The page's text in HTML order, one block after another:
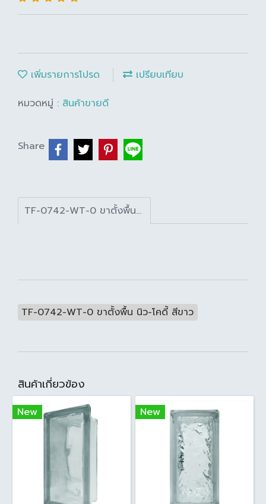
เพิ่มรายการโปรด
เปรียบเทียบ
หมวดหมู่ : สินค้าขายดี
Share
TF-0742-WT-0 ขาตั้งพื้น นิว-โคดี้ สีขาว
TF-0742-WT-0 ขาตั้งพื้น นิว-โคดี้ สีขาว
สินค้าเกี่ยวข้อง
New New